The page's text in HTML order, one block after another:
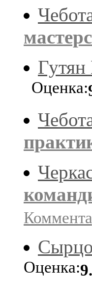
Оценка:
Оценка: